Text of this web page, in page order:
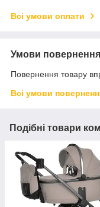
Всі умови оплати
Умови повернення
Повернення товару
Всі умови
Подібні товари